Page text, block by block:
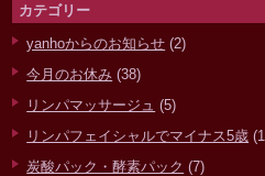
カテゴリー
yanhoからのお知らせ (2)
今月のお休み (38)
リンパマッサージュ (5)
リンパフェイシャルでマイナス5歳
炭酸パック・酵素パック (7)